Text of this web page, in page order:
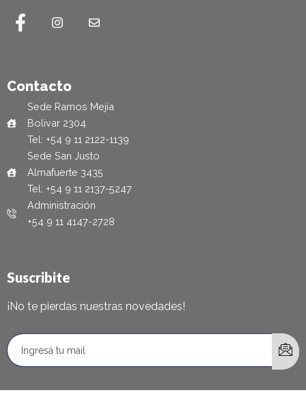
Contacto
Sede Ramos Mejía
Bolivar 2304
Tel: +54 9 11 2122-1139
Sede San Justo
Almafuerte 3435
Tel: +54 9 11 2137-5247
Administración
+54 9 11 4147-2728
Suscribite
¡No te pierdas nuestras novedades!